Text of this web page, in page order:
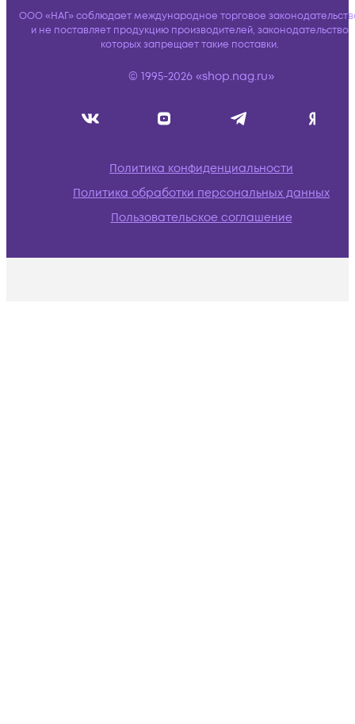
ООО «НАГ» соблюдает международное торговое
и не поставляет продукцию производителей, законодательство
которых запрещает такие поставки.
© 1995-2026 «shop.nag.ru»
Политика конфиденциальности
Политика обработки персональных данных
Пользовательское соглашение